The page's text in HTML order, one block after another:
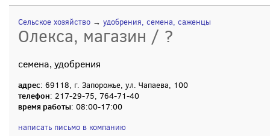
Сельское хозяйство → удобрения, семена, саженцы
Олекса, магазин / ?
семена, удобрения
адрес: 69118, г. Запорожье, ул. Чапаева, 100
телефон: 217-29-75, 764-71-40
время работы: 08:00-17:00
написать письмо в компанию